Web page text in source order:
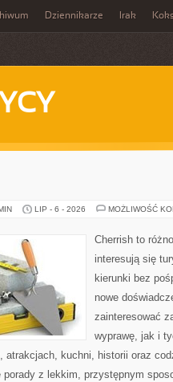
Dziennikarze Irak
LIP - 6 - 2026 MOŻLIWOŚĆ
Cherrish to
interesują się
kierunki bez
nowe
zainteresować
wyprawę, jak i
atrakcjach, kuchni, historii oraz
porady z lekkim, przystępnym